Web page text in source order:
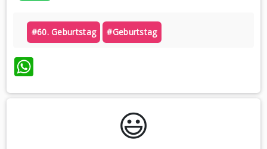
#60. Geburtstag #geburtstag
WhatsApp
😃️